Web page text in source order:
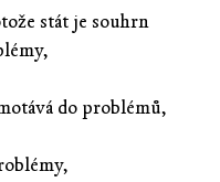
stát je souhrn
do problémů,